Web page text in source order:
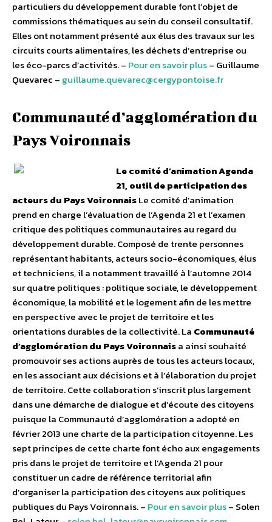
particuliers du développement durable font l’objet de
commissions thématiques au sein du conseil consultatif.
Elles ont notamment présenté aux élus des travaux sur les
circuits courts alimentaires, les déchets d’entreprise ou
les éco-parcs d’activités. – Pour en savoir plus– Guillaume
Quevarec – guillaume.quevarec@cergypontoise.fr
Communauté d’agglomération du
Pays Voironnais
Le comité d’animation Agenda
21, outil de participation des
acteurs du Pays VoironnaisLe comité d’animation
prend en charge l’évaluation de l’Agenda 21 et l’examen
critique des politiques communautaires au regard du
développement durable. Composé de trente personnes
représentant habitants, acteurs socio-économiques, élus
et techniciens, il a notamment travaillé à l’automne 2014
sur quatre politiques : politique sociale, le développement
économique, la mobilité et le logement afin de les mettre
en perspective avec le projet de territoire et les
orientations durables de la collectivité. La Communauté
d’agglomération du Pays Voironnaisa ainsi souhaité
promouvoir ses actions auprès de tous les acteurs locaux,
en les associant aux décisions et à l’élaboration du projet
de territoire. Cette collaboration s’inscrit plus largement
dans une démarche de dialogue et d’écoute des citoyens
puisque la Communauté d’agglomération a adopté en
février 2013 une charte de la participation citoyenne. Les
sept principes de cette charte font écho aux engagements
pris dans le projet de territoire et l’Agenda 21 pour
constituer un cadre de référence territorial afin
d’organiser la participation des citoyens aux politiques
publiques du Pays Voironnais. – Pour en savoir plus– Solen